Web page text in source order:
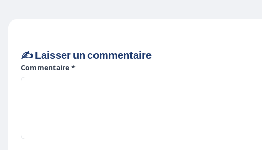
✍️ Laisser un commentaire
Commentaire *